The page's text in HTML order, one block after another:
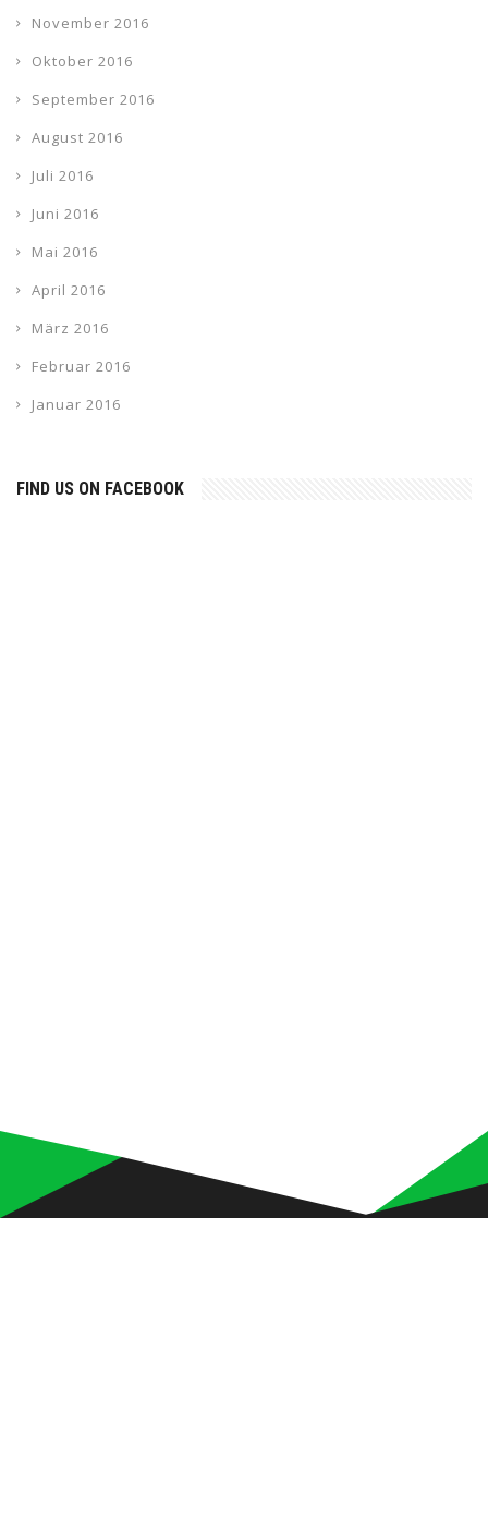
November 2016
Oktober 2016
September 2016
August 2016
Juli 2016
Juni 2016
Mai 2016
April 2016
März 2016
Februar 2016
Januar 2016
FIND US ON FACEBOOK